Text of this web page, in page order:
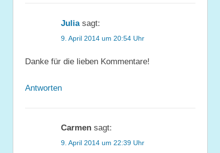
Julia sagt:
9. April 2014 um 20:54 Uhr
Danke für die lieben Kommentare!
Antworten
Carmen sagt:
9. April 2014 um 22:39 Uhr